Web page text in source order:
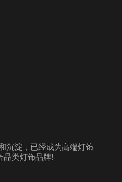
沉淀，已经成为高端灯饰
品类灯饰品牌!